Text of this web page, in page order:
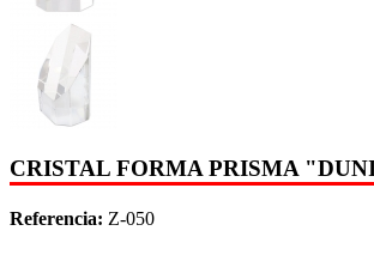
CRISTAL FORMA PRISMA
Referencia: Z-050